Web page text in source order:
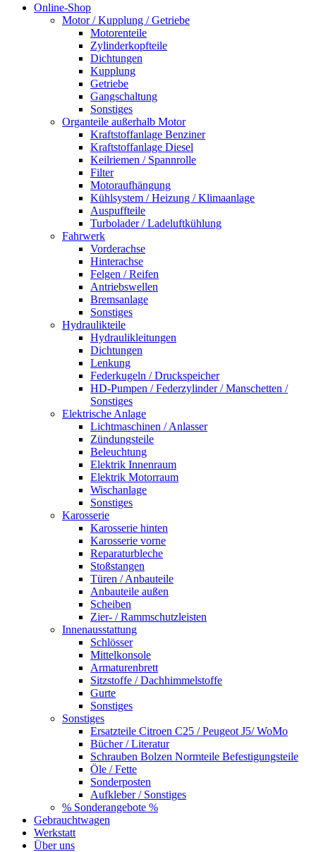
Online-Shop
Motor / Kupplung / Getriebe
Motorenteile
Zylinderkopfteile
Dichtungen
Kupplung
Getriebe
Gangschaltung
Sonstiges
Organteile außerhalb Motor
Kraftstoffanlage Benziner
Kraftstoffanlage Diesel
Keilriemen / Spannrolle
Filter
Motoraufhängung
Kühlsystem / Heizung / Klimaanlage
Auspuffteile
Turbolader / Ladeluftkühlung
Fahrwerk
Vorderachse
Hinterachse
Felgen / Reifen
Antriebswellen
Bremsanlage
Sonstiges
Hydraulikteile
Hydraulikleitungen
Dichtungen
Lenkung
Federkugeln / Druckspeicher
HD-Pumpen / Federzylinder / Manschetten /
Sonstiges
Elektrische Anlage
Lichtmaschinen / Anlasser
Zündungsteile
Beleuchtung
Elektrik Innenraum
Elektrik Motorraum
Wischanlage
Sonstiges
Karosserie
Karosserie hinten
Karosserie vorne
Reparaturbleche
Stoßstangen
Türen / Anbauteile
Anbauteile außen
Scheiben
Zier- / Rammschutzleisten
Innenausstattung
Schlösser
Mittelkonsole
Armaturenbrett
Sitzstoffe / Dachhimmelstoffe
Gurte
Sonstiges
Sonstiges
Ersatzteile Citroen C25 / Peugeot J5/ WoMo
Bücher / Literatur
Schrauben Bolzen Normteile Befestigungsteile
Öle / Fette
Sonderposten
Aufkleber / Sonstiges
% Sonderangebote %
Gebrauchtwagen
Werkstatt
Über uns